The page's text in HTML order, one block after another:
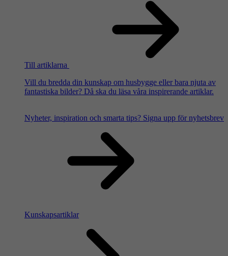
Till artiklarna
Vill du bredda din kunskap om husbygge eller bara njuta av
fantastiska bilder? Då ska du läsa våra inspirerande artiklar.
Nyheter, inspiration och smarta tips? Signa upp för nyhetsbrev
Kunskapsartiklar